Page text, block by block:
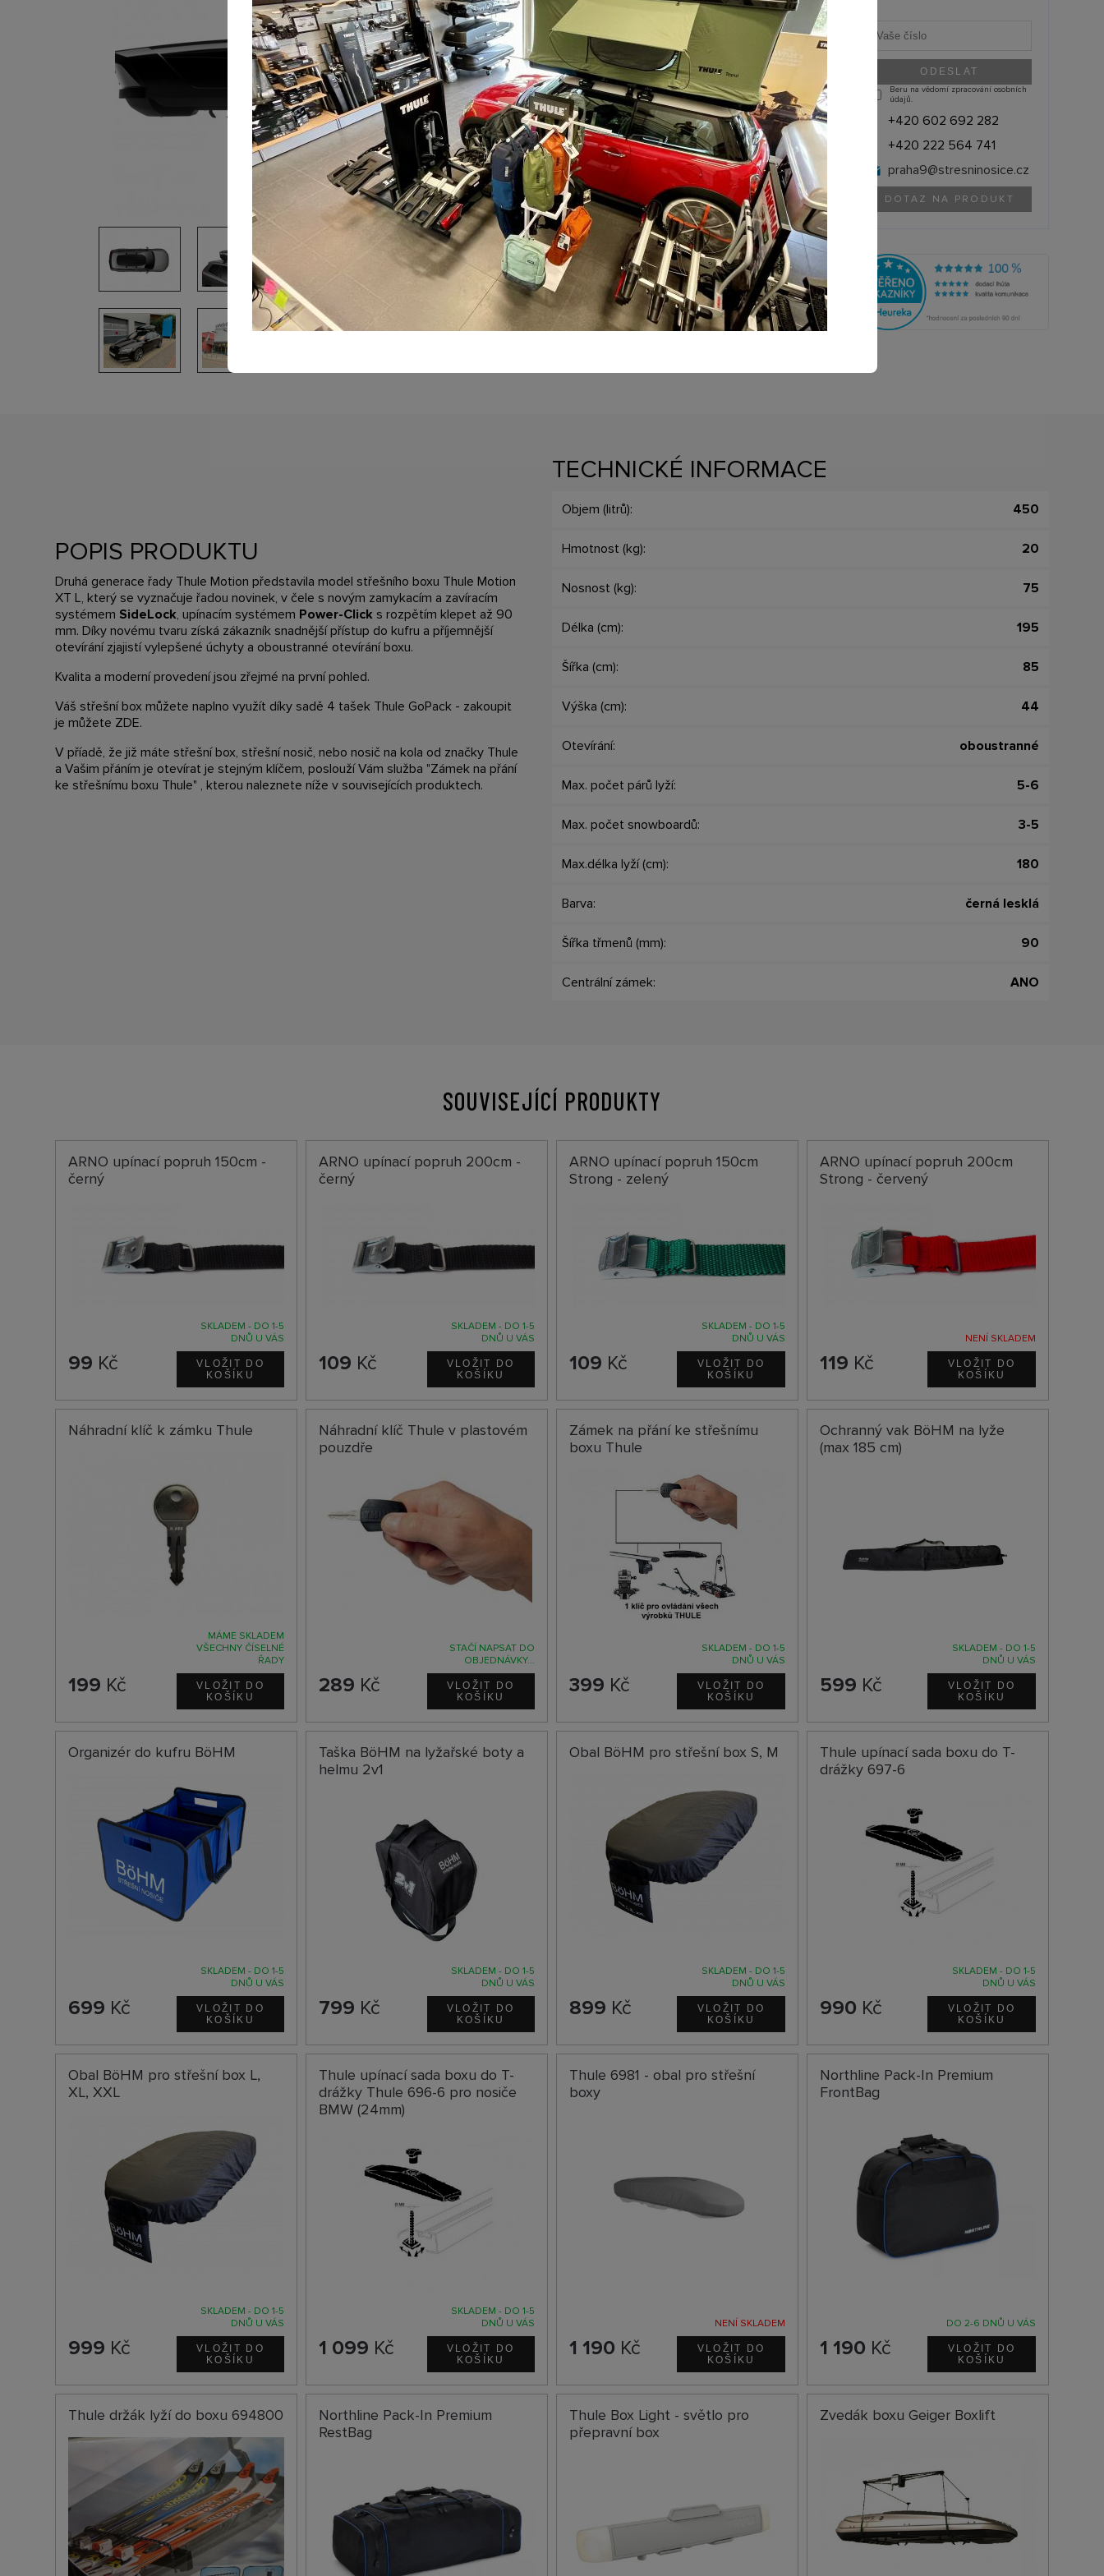
Je nám líto, ale prodej produktu již skončil.
Prohlédněte podobné prodávané produkty
v kategorii:
Nabízíme vám tyto náhrady:
639700
Beru na vědomí zpracování osobních
údajů.
+420 602 692 282
+420 222 564 741
praha9@stresninosice.cz
DOTAZ NA PRODUKT
Výrobce: THULE (Švédsko)
Kód produktu: 629701
POPIS PRODUKTU
Druhá generace řady Thule Motion představila model střešního boxu Thule Motion
XT L, který se vyznačuje řadou novinek, v čele s novým zamykacím a zavíracím
systémem SideLock, upínacím systémem Power-Click s rozpětím klepet až 90
mm. Díky novému tvaru získá zákazník snadnější přístup do kufru a příjemnější
otevírání zjajistí vylepšené úchyty a oboustranné otevírání boxu.
Kvalita a moderní provedení jsou zřejmé na první pohled.
Váš střešní box můžete naplno využít díky sadě 4 tašek Thule GoPack - zakoupit
je můžete ZDE.
V příadě, že již máte střešní box, střešní nosič, nebo nosič na kola od značky Thule
a Vašim přáním je otevírat je stejným klíčem, poslouží Vám služba "Zámek na přání
ke střešnímu boxu Thule" , kterou naleznete níže v souvisejících produktech.
TECHNICKÉ INFORMACE
Objem (litrů): 450
Hmotnost (kg): 20
Nosnost (kg): 75
Délka (cm): 195
Šířka (cm): 85
Výška (cm): 44
Otevírání: oboustranné
Max. počet párů lyží: 5-6
Max. počet snowboardů: 3-5
Max.délka lyží (cm): 180
Barva: černá lesklá
Šířka třmenů (mm): 90
Centrální zámek: ANO
SOUVISEJÍCÍ PRODUKTY
ARNO upínací popruh 150cm -
černý
SKLADEM - DO 1-5
DNŮ U VÁS
99 Kč
ARNO upínací popruh 200cm -
černý
SKLADEM - DO 1-5
DNŮ U VÁS
109 Kč
ARNO upínací popruh 150cm
Strong - zelený
SKLADEM - DO 1-5
DNŮ U VÁS
109 Kč
ARNO upínací popruh 200cm
Strong - červený
NENÍ SKLADEM
119 Kč
Náhradní klíč k zámku Thule
MÁME SKLADEM
VŠECHNY ČÍSELNÉ
ŘADY
199 Kč
Náhradní klíč Thule v plastovém
pouzdře
STAČÍ NAPSAT DO
OBJEDNÁVKY...
289 Kč
Zámek na přání ke střešnímu
boxu Thule
SKLADEM - DO 1-5
DNŮ U VÁS
399 Kč
Ochranný vak BöHM na lyže
(max 185 cm)
SKLADEM - DO 1-5
DNŮ U VÁS
599 Kč
Organizér do kufru BöHM
SKLADEM - DO 1-5
DNŮ U VÁS
699 Kč
Taška BöHM na lyžařské boty a
helmu 2v1
SKLADEM - DO 1-5
DNŮ U VÁS
799 Kč
Obal BöHM pro střešní box S, M
SKLADEM - DO 1-5
DNŮ U VÁS
899 Kč
Thule upínací sada boxu do T-
drážky 697-6
SKLADEM - DO 1-5
DNŮ U VÁS
990 Kč
Obal BöHM pro střešní box L,
XL, XXL
SKLADEM - DO 1-5
DNŮ U VÁS
999 Kč
Thule upínací sada boxu do T-
drážky Thule 696-6 pro nosiče
BMW (24mm)
SKLADEM - DO 1-5
DNŮ U VÁS
1 099 Kč
Thule 6981 - obal pro střešní
boxy
NENÍ SKLADEM
1 190 Kč
Northline Pack-In Premium
FrontBag
DO 2-6 DNŮ U VÁS
1 190 Kč
Thule držák lyží do boxu 694800
Northline Pack-In Premium
RestBag
Thule Box Light - světlo pro
přepravní box
Zvedák boxu Geiger Boxlift